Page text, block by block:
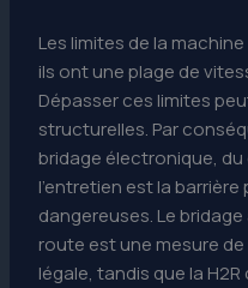
Les limites de la
ils ont une plage de
Dépasser ces limites
structurelles. Par
bridage électronique,
l’entretien est la
dangereuses. Le
route est une mesure
légale, tandis que la